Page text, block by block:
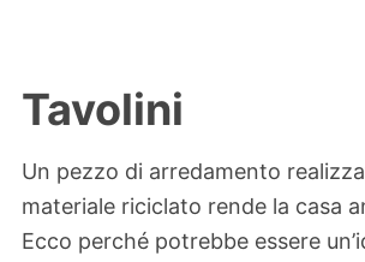
Tavolini
Un pezzo di arredamento
materiale riciclato rende la casa
Ecco perché potrebbe essere